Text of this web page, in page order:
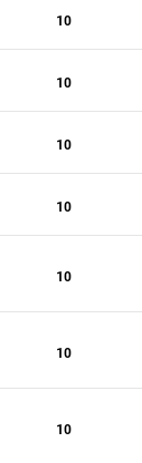
10
10
10
10
10
10
10